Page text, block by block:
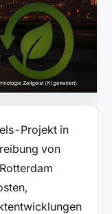
Projekt in
von